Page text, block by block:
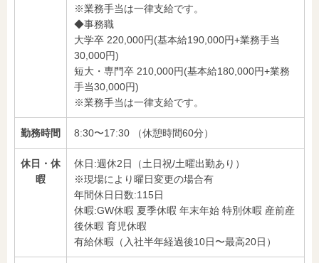
※業務手当は一律支給です。
◆事務職
大学卒 220,000円(基本給190,000円+業務手当
30,000円)
短大・専門卒 210,000円(基本給180,000円+業務
手当30,000円)
※業務手当は一律支給です。
勤務時間 8:30〜17:30 （休憩時間60分）
休日・休
暇
休日:週休2日（土日祝/土曜出勤あり）
※現場により曜日変更の場合有
年間休日日数:115日
休暇:GW休暇 夏季休暇 年末年始 特別休暇 産前産
後休暇 育児休暇
有給休暇（入社半年経過後10日〜最高20日）